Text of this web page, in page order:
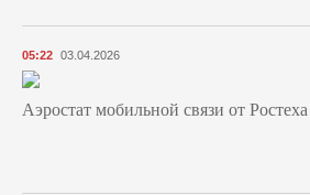
05:22 03.04.2026
Аэростат мобильной связи от Ростеха